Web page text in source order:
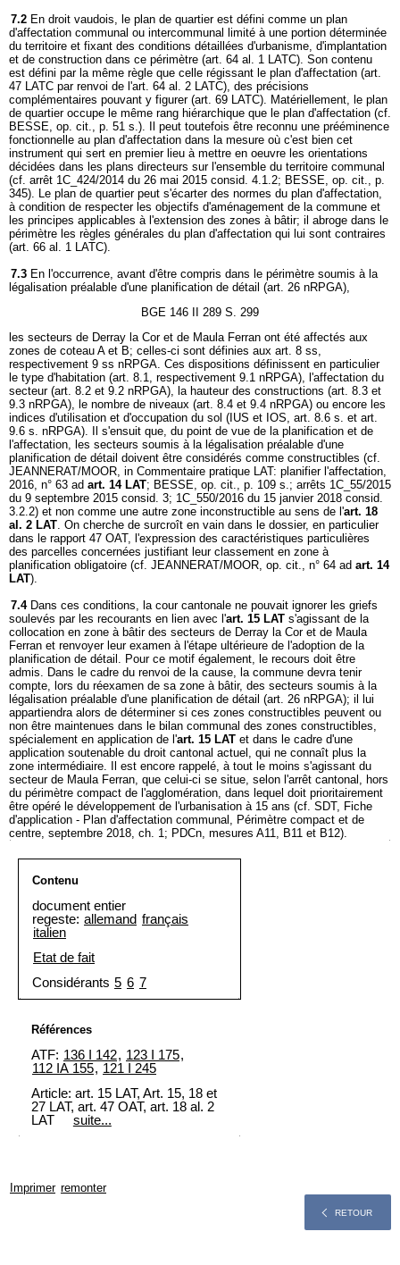
7.2 En droit vaudois, le plan de quartier est défini comme un plan
d'affectation communal ou intercommunal limité à une portion déterminée
du territoire et fixant des conditions détaillées d'urbanisme, d'implantation
et de construction dans ce périmètre (art. 64 al. 1 LATC). Son contenu
est défini par la même règle que celle régissant le plan d'affectation (art.
47 LATC par renvoi de l'art. 64 al. 2 LATC), des précisions
complémentaires pouvant y figurer (art. 69 LATC). Matériellement, le plan
de quartier occupe le même rang hiérarchique que le plan d'affectation (cf.
BESSE, op. cit., p. 51 s.). Il peut toutefois être reconnu une prééminence
fonctionnelle au plan d'affectation dans la mesure où c'est bien cet
instrument qui sert en premier lieu à mettre en oeuvre les orientations
décidées dans les plans directeurs sur l'ensemble du territoire communal
(cf. arrêt 1C_424/2014 du 26 mai 2015 consid. 4.1.2; BESSE, op. cit., p.
345). Le plan de quartier peut s'écarter des normes du plan d'affectation,
à condition de respecter les objectifs d'aménagement de la commune et
les principes applicables à l'extension des zones à bâtir; il abroge dans le
périmètre les règles générales du plan d'affectation qui lui sont contraires
(art. 66 al. 1 LATC).
7.3 En l'occurrence, avant d'être compris dans le périmètre soumis à la
légalisation préalable d'une planification de détail (art. 26 nRPGA),
BGE 146 II 289 S. 299
les secteurs de Derray la Cor et de Maula Ferran ont été affectés aux
zones de coteau A et B; celles-ci sont définies aux art. 8 ss,
respectivement 9 ss nRPGA. Ces dispositions définissent en particulier
le type d'habitation (art. 8.1, respectivement 9.1 nRPGA), l'affectation du
secteur (art. 8.2 et 9.2 nRPGA), la hauteur des constructions (art. 8.3 et
9.3 nRPGA), le nombre de niveaux (art. 8.4 et 9.4 nRPGA) ou encore les
indices d'utilisation et d'occupation du sol (IUS et IOS, art. 8.6 s. et art.
9.6 s. nRPGA). Il s'ensuit que, du point de vue de la planification et de
l'affectation, les secteurs soumis à la légalisation préalable d'une
planification de détail doivent être considérés comme constructibles (cf.
JEANNERAT/MOOR, in Commentaire pratique LAT: planifier l'affectation,
2016, n° 63 ad art. 14 LAT; BESSE, op. cit., p. 109 s.; arrêts 1C_55/2015
du 9 septembre 2015 consid. 3; 1C_550/2016 du 15 janvier 2018 consid.
3.2.2) et non comme une autre zone inconstructible au sens de l'art. 18
al. 2 LAT. On cherche de surcroît en vain dans le dossier, en particulier
dans le rapport 47 OAT, l'expression des caractéristiques particulières
des parcelles concernées justifiant leur classement en zone à
planification obligatoire (cf. JEANNERAT/MOOR, op. cit., n° 64 ad art. 14
LAT).
7.4 Dans ces conditions, la cour cantonale ne pouvait ignorer les griefs
soulevés par les recourants en lien avec l'art. 15 LAT s'agissant de la
collocation en zone à bâtir des secteurs de Derray la Cor et de Maula
Ferran et renvoyer leur examen à l'étape ultérieure de l'adoption de la
planification de détail. Pour ce motif également, le recours doit être
admis. Dans le cadre du renvoi de la cause, la commune devra tenir
compte, lors du réexamen de sa zone à bâtir, des secteurs soumis à la
légalisation préalable d'une planification de détail (art. 26 nRPGA); il lui
appartiendra alors de déterminer si ces zones constructibles peuvent ou
non être maintenues dans le bilan communal des zones constructibles,
spécialement en application de l'art. 15 LAT et dans le cadre d'une
application soutenable du droit cantonal actuel, qui ne connaît plus la
zone intermédiaire. Il est encore rappelé, à tout le moins s'agissant du
secteur de Maula Ferran, que celui-ci se situe, selon l'arrêt cantonal, hors
du périmètre compact de l'agglomération, dans lequel doit prioritairement
être opéré le développement de l'urbanisation à 15 ans (cf. SDT, Fiche
d'application - Plan d'affectation communal, Périmètre compact et de
centre, septembre 2018, ch. 1; PDCn, mesures A11, B11 et B12).
Contenu
document entier
regeste: allemand français
italien
Etat de fait
Considérants 5 6 7
Références
ATF: 136 I 142, 123 I 175,
112 IA 155, 121 I 245
Article: art. 15 LAT, Art. 15, 18 et
27 LAT, art. 47 OAT, art. 18 al. 2
LAT
suite...
Imprimer remonter
RETOUR